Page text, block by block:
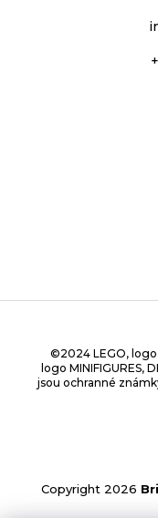
©2024 LEGO, logo
logo MINIFIGURES,
jsou ochranné
Copyright 2026